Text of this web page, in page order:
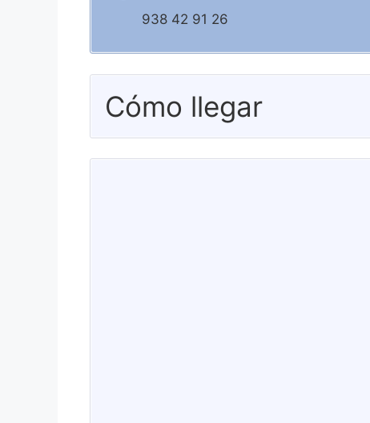
938 42 91 26
Cómo llegar